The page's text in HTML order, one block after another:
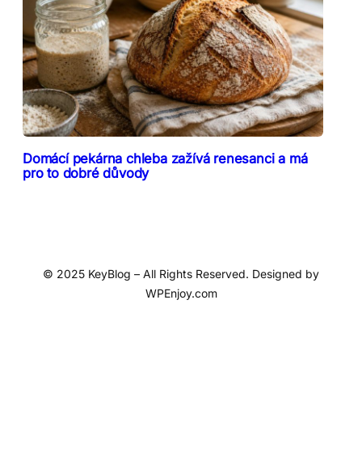
Domácí pekárna chleba zažívá renesanci a má
pro to dobré důvody
© 2025 KeyBlog – All Rights Reserved. Designed by
WPEnjoy.com